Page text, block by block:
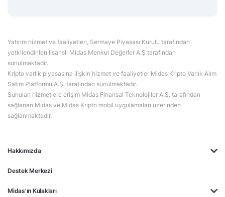
Hakkımızda
Destek Merkezi
Midas'ın Kulakları
Yatırım hizmet ve faaliyetleri, Sermaye Piyasası Kurulu tarafından
yetkilendirilen lisanslı Midas Menkul Değerler A.Ş tarafından
sunulmaktadır.
Kripto varlık piyasasına ilişkin hizmet ve faaliyetler Midas Kripto Varlık Alım
Satım Platformu A.Ş. tarafından sunulmaktadır.
Sunulan hizmetlere erişim Midas Finansal Teknolojiler A.Ş. tarafından
sağlanan Midas ve Midas Kripto mobil uygulamaları üzerinden
sağlanmaktadır.